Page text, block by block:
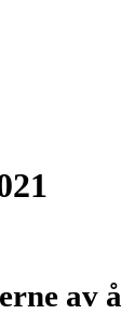
av